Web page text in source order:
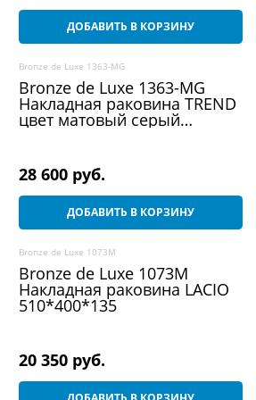
ДОБАВИТЬ В КОРЗИНУ
Bronze de Luxe 1363-MG
Bronze de Luxe 1363-MG
Накладная раковина TREND
цвет матовый серый
28 600 руб.
ДОБАВИТЬ В КОРЗИНУ
Bronze de Luxe 1073M
Bronze de Luxe 1073M
Накладная раковина LACIO
510*400*135
20 350 руб.